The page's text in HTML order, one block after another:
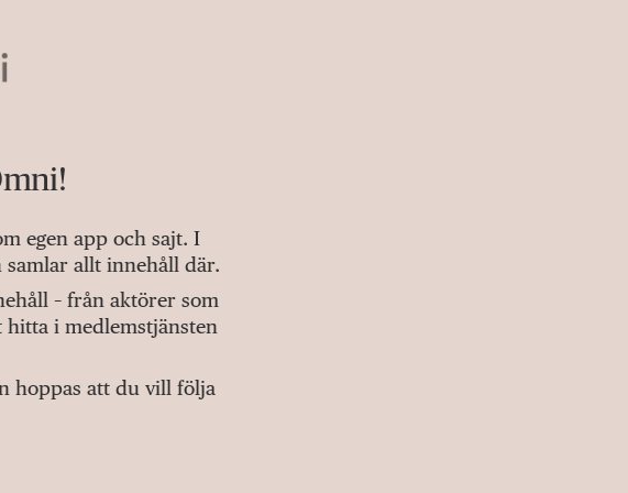
egen app och sajt. I
allt innehåll där.
– från aktörer som
hitta i medlemstjänsten
hoppas att du vill följa